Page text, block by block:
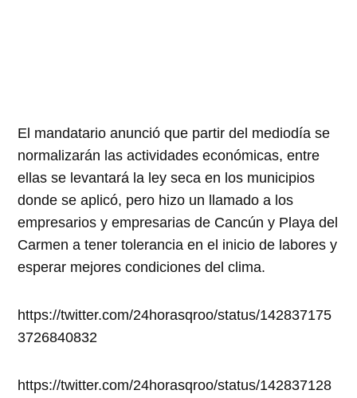
El mandatario anunció que partir del mediodía se
normalizarán las actividades económicas, entre
ellas se levantará la ley seca en los municipios
donde se aplicó, pero hizo un llamado a los
empresarios y empresarias de Cancún y Playa del
Carmen a tener tolerancia en el inicio de labores y
esperar mejores condiciones del clima.
https://twitter.com/24horasqroo/status/142837175
3726840832
https://twitter.com/24horasqroo/status/142837128